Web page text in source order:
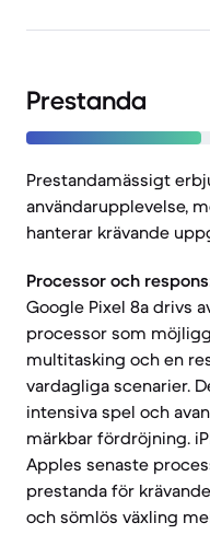
Prestanda
Prestandamässigt
användarupplevelse,
hanterar krävande
Processor och
Google Pixel 8a drivs
processor som
multitasking och en
vardagliga scenarier.
intensiva spel och
märkbar fördröjning.
Apples senaste
prestanda för
och sömlös växling